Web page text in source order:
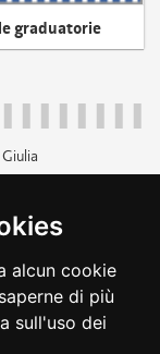
alcun cookie
di più
sull'uso dei
graduatorie
dichiarazione di
cookie